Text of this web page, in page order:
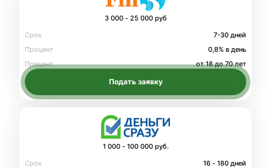
3 000 - 25 000 руб
Срок
7-30 дней
Процент
0,8% в день
Процент
от 18 до 70 лет
Подать заявку
1 000 - 100 000 руб.
Срок
16 - 180 дней